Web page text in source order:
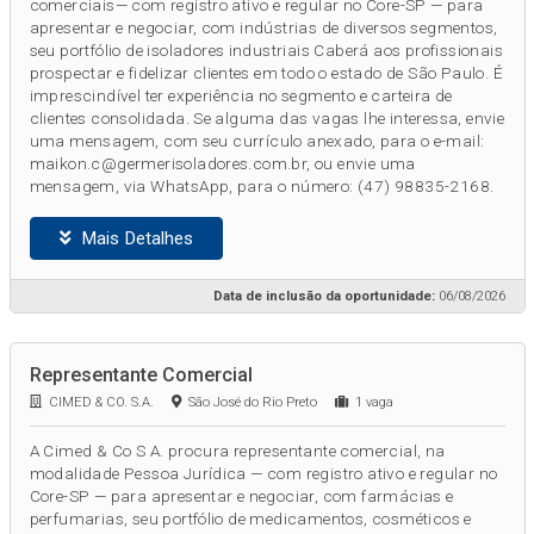
comerciais— com registro ativo e regular no Core-SP — para
apresentar e negociar, com indústrias de diversos segmentos,
seu portfólio de isoladores industriais Caberá aos profissionais
prospectar e fidelizar clientes em todo o estado de São Paulo. É
imprescindível ter experiência no segmento e carteira de
clientes consolidada. Se alguma das vagas lhe interessa, envie
uma mensagem, com seu currículo anexado, para o e-mail:
maikon.c@germerisoladores.com.br, ou envie uma
mensagem, via WhatsApp, para o número: (47) 98835-2168.
Mais Detalhes
Data de inclusão da oportunidade:06/08/2026
Representante Comercial
CIMED & CO. S.A. São José do Rio Preto 1 vaga
A Cimed & Co S A. procura representante comercial, na
modalidade Pessoa Jurídica — com registro ativo e regular no
Core-SP — para apresentar e negociar, com farmácias e
perfumarias, seu portfólio de medicamentos, cosméticos e